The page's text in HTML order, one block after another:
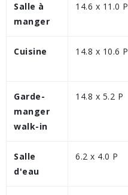
Salle à
manger
14.6 x 11.0 P
Cuisine 14.8 x 10.6 P
Garde-
manger
walk-in
14.8 x 5.2 P
Salle
d'eau
6.2 x 4.0 P